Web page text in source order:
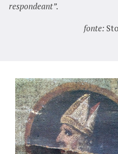
respondeant”.
fonte: